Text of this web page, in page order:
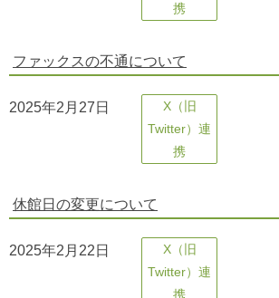
携
ファックスの不通について
2025年2月27日
X（旧
Twitter）連
携
休館日の変更について
2025年2月22日
X（旧
Twitter）連
携